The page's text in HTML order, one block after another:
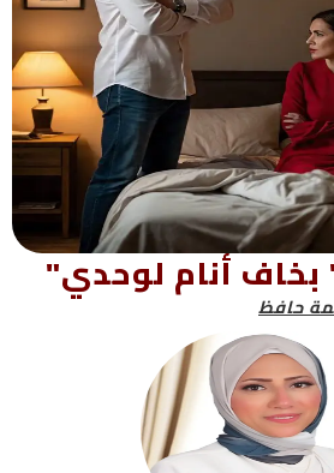
أنام لوحدي"
حافظ